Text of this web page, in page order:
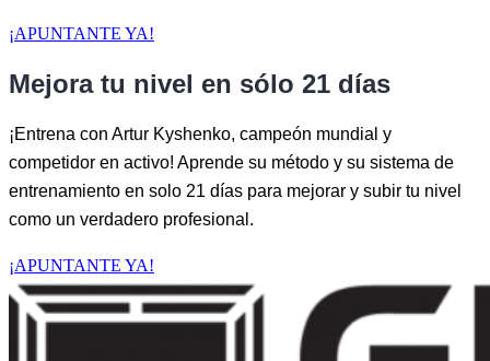
¡APUNTANTE YA!
Mejora tu nivel en sólo 21 días
¡Entrena con Artur Kyshenko, campeón mundial y
competidor en activo! Aprende su método y su sistema de
entrenamiento en solo 21 días para mejorar y subir tu nivel
como un verdadero profesional.
¡APUNTANTE YA!